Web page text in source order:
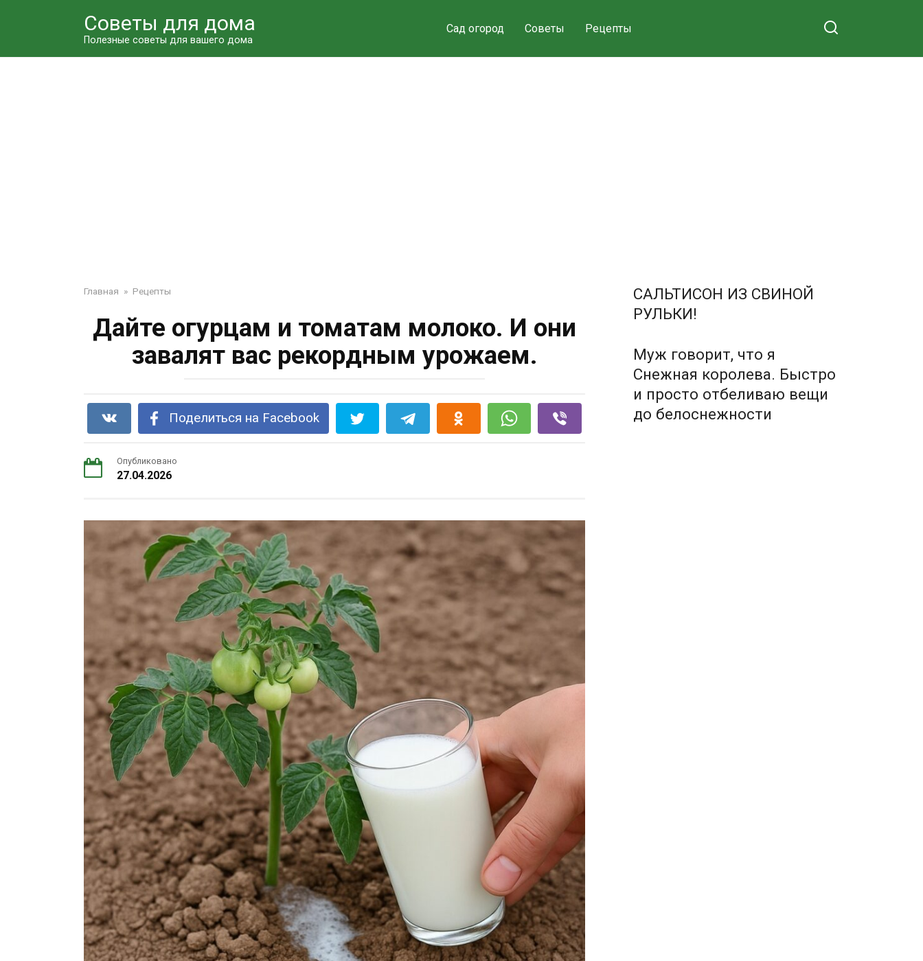
Советы для дома
Полезные советы для вашего дома
Сад огород Советы Рецепты
Главная » Рецепты
Дайте огурцам и томатам молоко. И они
завалят вас рекордным урожаем.
Поделиться на Facebook
Опубликовано
27.04.2026
САЛЬТИСОН ИЗ СВИНОЙ
РУЛЬКИ!
Муж говорит, что я
Снежная королева. Быстро
и просто отбеливаю вещи
до белоснежности